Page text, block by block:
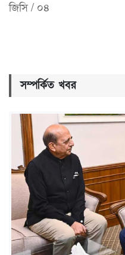
জিসি / ০৪
সম্পর্কিত খবর